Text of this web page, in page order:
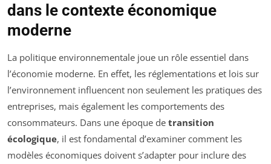
dans le contexte économique
moderne
La politique environnementale joue un rôle essentiel dans
l’économie moderne. En effet, les réglementations et lois sur
l’environnement influencent non seulement les pratiques des
entreprises, mais également les comportements des
consommateurs. Dans une époque de transition
écologique, il est fondamental d’examiner comment les
modèles économiques doivent s’adapter pour inclure des